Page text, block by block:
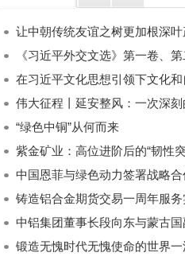
《习近平外交文选》第一卷、
“绿色中铜”从何而来
紫金矿业：高位进阶后的“韧性
中国恩菲与绿色动力签署战略合
铸造铝合金期货交易一周年服